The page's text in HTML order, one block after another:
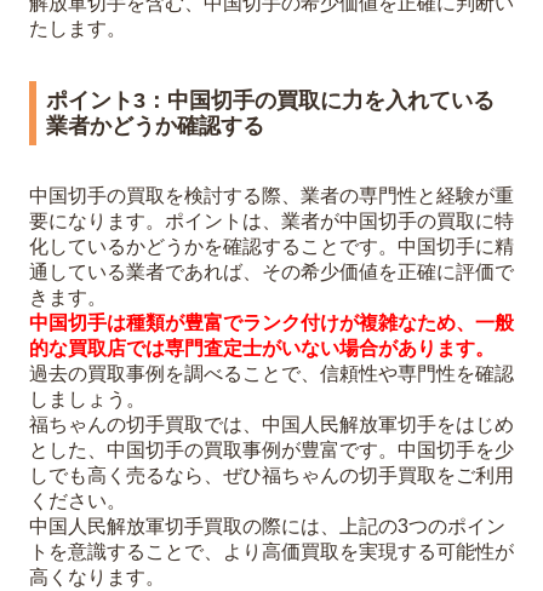
たします。
ポイント3：中国切手の買取に力を入れている
業者かどうか確認する
中国切手の買取を検討する際、業者の専門性と経験が重
要になります。ポイントは、業者が中国切手の買取に特
化しているかどうかを確認することです。中国切手に精
通している業者であれば、その希少価値を正確に評価で
きます。
中国切手は種類が豊富でランク付けが複雑なため、一般
的な買取店では専門査定士がいない場合があります。
過去の買取事例を調べることで、信頼性や専門性を確認
しましょう。
福ちゃんの切手買取では、中国人民解放軍切手をはじめ
とした、中国切手の買取事例が豊富です。中国切手を少
しでも高く売るなら、ぜひ福ちゃんの切手買取をご利用
ください。
中国人民解放軍切手買取の際には、上記の3つのポイン
トを意識することで、より高価買取を実現する可能性が
高くなります。